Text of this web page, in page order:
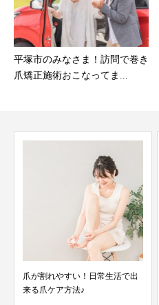
平塚市のみなさま！訪問で巻き
爪矯正施術おこなってま...
爪が割れやすい！日常生活で出
来る爪ケア方法♪